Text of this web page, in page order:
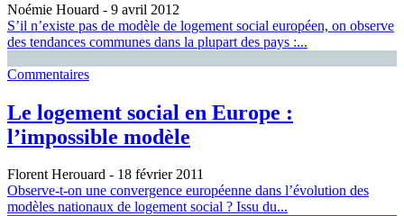
Noémie Houard - 9 avril 2012
S’il n’existe pas de modèle de logement social européen, on observe
des tendances communes dans la plupart des pays :...
Commentaires
Le logement social en Europe :
l’impossible modèle
Florent Herouard - 18 février 2011
Observe-t-on une convergence européenne dans l’évolution des
modèles nationaux de logement social ? Issu du...